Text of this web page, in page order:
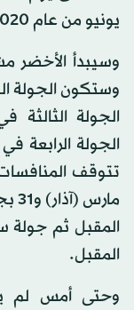
يونيو من عام 2020 المقبل.
المقبل.
وحتى أمس لم